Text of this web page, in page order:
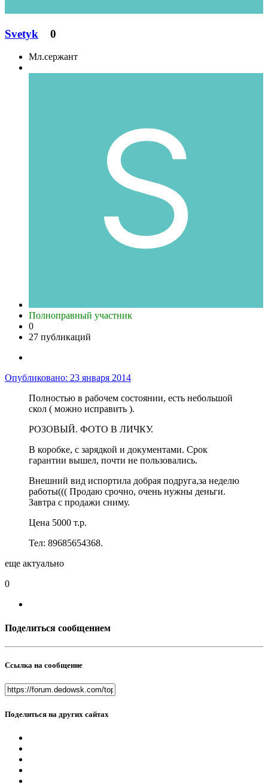
Svetyk 0
Мл.сержант
Полноправный участник
0
27 публикаций
Опубликовано: 23 января 2014
Полностью в рабочем состоянии, есть небольшой
скол ( можно исправить ).
РОЗОВЫЙ. ФОТО В ЛИЧКУ.
В коробке, с зарядкой и документами. Срок
гарантии вышел, почти не пользовались.
Внешний вид испортила добрая подруга,за неделю
работы((( Продаю срочно, очень нужны деньги.
Завтра с продажи сниму.
Цена 5000 т.р.
Тел: 89685654368.
еще актуально
0
Поделиться сообщением
Ссылка на сообщение
Поделиться на других сайтах